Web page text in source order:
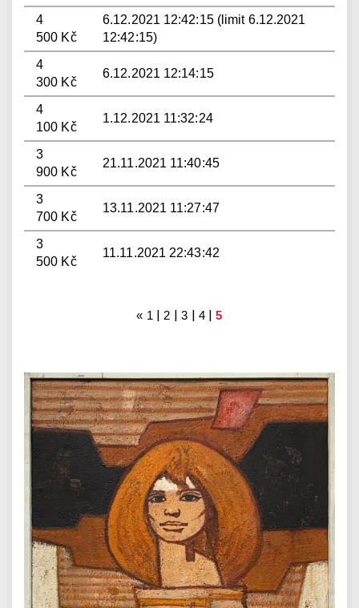
4
500 Kč
6.12.2021 12:42:15 (limit 6.12.2021
12:42:15)
4
300 Kč
6.12.2021 12:14:15
4
100 Kč
1.12.2021 11:32:24
3
900 Kč
21.11.2021 11:40:45
3
700 Kč
13.11.2021 11:27:47
3
500 Kč
11.11.2021 22:43:42
« 1 |2 | 3 | 4 |5